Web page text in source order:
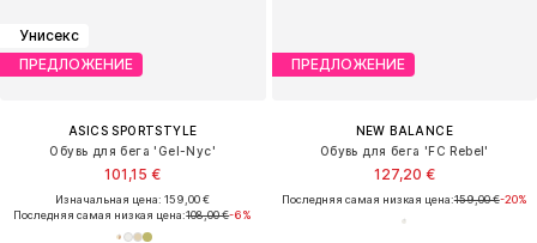
Унисекс
ПРЕДЛОЖЕНИЕ
ASICS SPORTSTYLE
Обувь для бега 'Gel-Nyc'
101,15 €
Изначальная цена: 159,00 €
Последняя самая низкая цена:108,00 €-6%
ПРЕДЛОЖЕНИЕ
NEW BALANCE
Обувь для бега 'FC Rebel'
127,20 €
Последняя самая низкая цена:159,00 €-20%